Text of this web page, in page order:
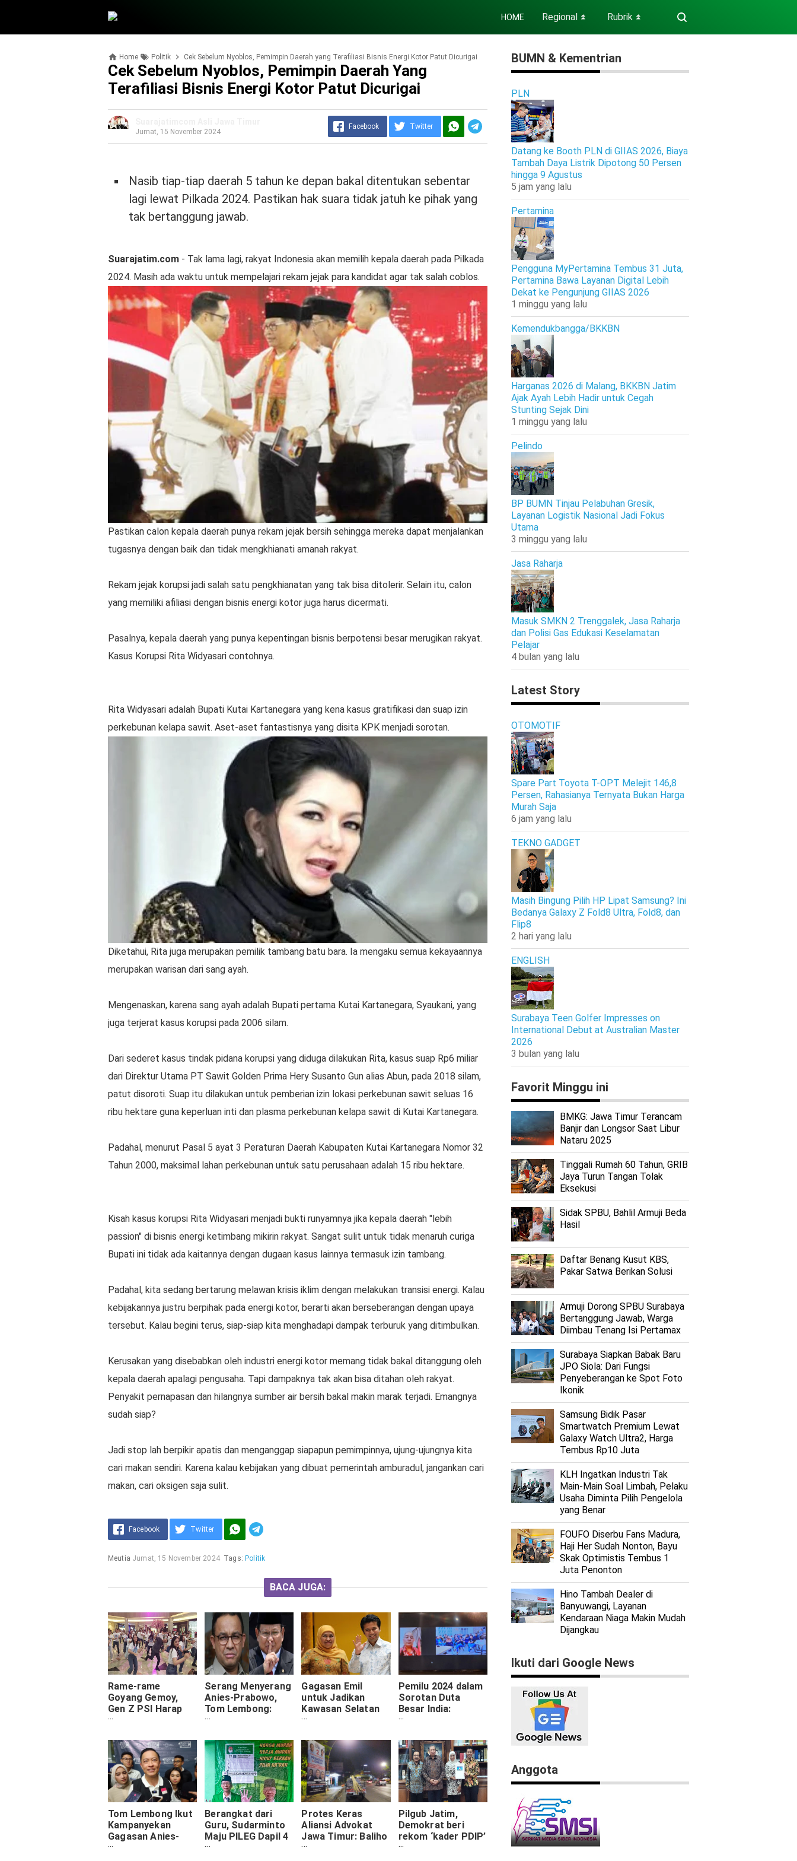
HOME Regional ⏬ Rubrik ⏬
Home Politik Cek Sebelum Nyoblos, Pemimpin Daerah yang Terafiliasi Bisnis Energi Kotor Patut Dicurigai
Cek Sebelum Nyoblos, Pemimpin Daerah Yang
Terafiliasi Bisnis Energi Kotor Patut Dicurigai
Jumat, 15 November 2024
Facebook Twitter
Nasib tiap-tiap daerah 5 tahun ke depan bakal ditentukan sebentar
lagi lewat Pilkada 2024. Pastikan hak suara tidak jatuh ke pihak yang
tak bertanggung jawab.
Suarajatim.com - Tak lama lagi, rakyat Indonesia akan memilih kepala daerah pada Pilkada
2024. Masih ada waktu untuk mempelajari rekam jejak para kandidat agar tak salah coblos.
Pastikan calon kepala daerah punya rekam jejak bersih sehingga mereka dapat menjalankan
tugasnya dengan baik dan tidak mengkhianati amanah rakyat.
Rekam jejak korupsi jadi salah satu pengkhianatan yang tak bisa ditolerir. Selain itu, calon
yang memiliki afiliasi dengan bisnis energi kotor juga harus dicermati.
Pasalnya, kepala daerah yang punya kepentingan bisnis berpotensi besar merugikan rakyat.
Kasus Korupsi Rita Widyasari contohnya.
Rita Widyasari adalah Bupati Kutai Kartanegara yang kena kasus gratifikasi dan suap izin
perkebunan kelapa sawit. Aset-aset fantastisnya yang disita KPK menjadi sorotan.
Diketahui, Rita juga merupakan pemilik tambang batu bara. Ia mengaku semua kekayaannya
merupakan warisan dari sang ayah.
Mengenaskan, karena sang ayah adalah Bupati pertama Kutai Kartanegara, Syaukani, yang
juga terjerat kasus korupsi pada 2006 silam.
Dari sederet kasus tindak pidana korupsi yang diduga dilakukan Rita, kasus suap Rp6 miliar
dari Direktur Utama PT Sawit Golden Prima Hery Susanto Gun alias Abun, pada 2018 silam,
patut disoroti. Suap itu dilakukan untuk pemberian izin lokasi perkebunan sawit seluas 16
ribu hektare guna keperluan inti dan plasma perkebunan kelapa sawit di Kutai Kartanegara.
Padahal, menurut Pasal 5 ayat 3 Peraturan Daerah Kabupaten Kutai Kartanegara Nomor 32
Tahun 2000, maksimal lahan perkebunan untuk satu perusahaan adalah 15 ribu hektare.
Kisah kasus korupsi Rita Widyasari menjadi bukti runyamnya jika kepala daerah "lebih
passion" di bisnis energi ketimbang mikirin rakyat. Sangat sulit untuk tidak menaruh curiga
Bupati ini tidak ada kaitannya dengan dugaan kasus lainnya termasuk izin tambang.
Padahal, kita sedang bertarung melawan krisis iklim dengan melakukan transisi energi. Kalau
kebijakannya justru berpihak pada energi kotor, berarti akan berseberangan dengan upaya
tersebut. Kalau begini terus, siap-siap kita menghadapi dampak terburuk yang ditimbulkan.
Kerusakan yang disebabkan oleh industri energi kotor memang tidak bakal ditanggung oleh
kepala daerah apalagi pengusaha. Tapi dampaknya tak akan bisa ditahan oleh rakyat.
Penyakit pernapasan dan hilangnya sumber air bersih bakal makin marak terjadi. Emangnya
sudah siap?
Jadi stop lah berpikir apatis dan menganggap siapapun pemimpinnya, ujung-ujungnya kita
cari makan sendiri. Karena kalau kebijakan yang dibuat pemerintah amburadul, jangankan cari
makan, cari oksigen saja sulit.
Facebook Twitter
Meutia Jumat, 15 November 2024 Tags:Politik
BACA JUGA:
Rame-rame
Goyang Gemoy,
Gen Z PSI Harap
Prabowo Gibran
Putaran
Serang Menyerang
Anies-Prabowo,
Tom Lembong:
Debat Tekanan
Untuk Bongkar
Karakter Paslon
Gagasan Emil
untuk Jadikan
Kawasan Selatan
Jawa Pusat
Pemilu 2024 dalam
Sorotan Duta
Besar India:
Pemilihan Paling
Tom Lembong Ikut
Kampanyekan
Gagasan Anies-
Muhaimin,
Berangkat dari
Guru, Sudarminto
Maju PILEG Dapil 4
PPP Surabaya.
Protes Keras
Aliansi Advokat
Jawa Timur: Baliho
Pemenangan
Pilgub Jatim,
Demokrat beri
rekom ‘kader PDIP’
untuk dampingi
BUMN & Kementrian
PLN
Datang ke Booth PLN di GIIAS 2026, Biaya
Tambah Daya Listrik Dipotong 50 Persen
hingga 9 Agustus
5 jam yang lalu
Pertamina
Pengguna MyPertamina Tembus 31 Juta,
Pertamina Bawa Layanan Digital Lebih
Dekat ke Pengunjung GIIAS 2026
1 minggu yang lalu
Kemendukbangga/BKKBN
Harganas 2026 di Malang, BKKBN Jatim
Ajak Ayah Lebih Hadir untuk Cegah
Stunting Sejak Dini
1 minggu yang lalu
Pelindo
BP BUMN Tinjau Pelabuhan Gresik,
Layanan Logistik Nasional Jadi Fokus
Utama
3 minggu yang lalu
Jasa Raharja
Masuk SMKN 2 Trenggalek, Jasa Raharja
dan Polisi Gas Edukasi Keselamatan
Pelajar
4 bulan yang lalu
Latest Story
OTOMOTIF
Spare Part Toyota T-OPT Melejit 146,8
Persen, Rahasianya Ternyata Bukan Harga
Murah Saja
6 jam yang lalu
TEKNO GADGET
Masih Bingung Pilih HP Lipat Samsung? Ini
Bedanya Galaxy Z Fold8 Ultra, Fold8, dan
Flip8
2 hari yang lalu
ENGLISH
Surabaya Teen Golfer Impresses on
International Debut at Australian Master
2026
3 bulan yang lalu
Favorit Minggu ini
BMKG: Jawa Timur Terancam
Banjir dan Longsor Saat Libur
Nataru 2025
Tinggali Rumah 60 Tahun, GRIB
Jaya Turun Tangan Tolak
Eksekusi
Sidak SPBU, Bahlil Armuji Beda
Hasil
Daftar Benang Kusut KBS,
Pakar Satwa Berikan Solusi
Armuji Dorong SPBU Surabaya
Bertanggung Jawab, Warga
Diimbau Tenang Isi Pertamax
Surabaya Siapkan Babak Baru
JPO Siola: Dari Fungsi
Penyeberangan ke Spot Foto
Ikonik
Samsung Bidik Pasar
Smartwatch Premium Lewat
Galaxy Watch Ultra2, Harga
Tembus Rp10 Juta
KLH Ingatkan Industri Tak
Main-Main Soal Limbah, Pelaku
Usaha Diminta Pilih Pengelola
yang Benar
FOUFO Diserbu Fans Madura,
Haji Her Sudah Nonton, Bayu
Skak Optimistis Tembus 1
Juta Penonton
Hino Tambah Dealer di
Banyuwangi, Layanan
Kendaraan Niaga Makin Mudah
Dijangkau
Ikuti dari Google News
Anggota